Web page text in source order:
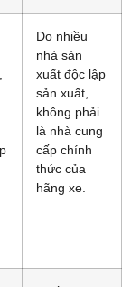
Do nhiều
nhà sản
xuất độc lập
sản xuất,
không phải
là nhà cung
cấp chính
thức của
hãng xe.